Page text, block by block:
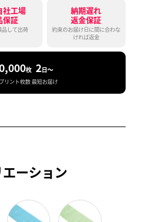
社工場
保証
品して出荷
納期遅れ
返金保証
約束のお届け日に間に合わな
ければ返金
枚
リント枚数
2日〜
最短お届け
ーション